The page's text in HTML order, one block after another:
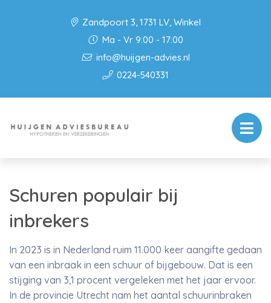
Zandpoort 3, 1731 LV, Winkel
Ma - Vr 9:00 - 17:00
info@huijgen-advies.nl
0224-540331
Schuren populair bij
inbrekers
In 2023 is in Nederland ruim 11.000 keer aangifte gedaan
van een inbraak in een schuur of bijgebouw. Dat is een
stijging van 3,1 procent vergeleken met het jaar ervoor.
In de provincie Utrecht nam het aantal schuurinbraken